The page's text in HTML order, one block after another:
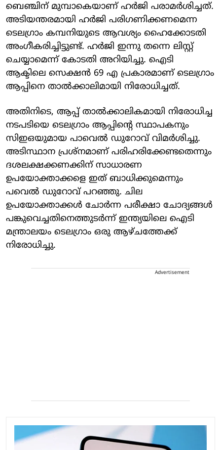
ബെഞ്ചിന് മുമ്പാകെയാണ് ഹര്‍ജി പരാമര്‍ശിച്ചത്.
അടിയന്തരമായി ഹര്‍ജി പരിഗണിക്കണമെന്ന
ടെലഗ്രാം കമ്പനിയുടെ ആവശ്യം ഹൈക്കോടതി
അംഗീകരിച്ചിട്ടുണ്ട്. ഹര്‍ജി ഇന്നു തന്നെ ലിസ്റ്റ്
ചെയ്യാമെന്ന് കോടതി അറിയിച്ചു. ഐടി
ആക്ടിലെ സെക്ഷന്‍ 69 എ പ്രകാരമാണ് ടെലഗ്രാം
ആപ്പിനെ താല്‍ക്കാലിമായി നിരോധിച്ചത്.
അതിനിടെ, ആപ്പ് താല്‍ക്കാലികമായി നിരോധിച്ച
നടപടിയെ ടെലഗ്രാം ആപ്പിന്റെ സ്ഥാപകനും
സിഇഒയുമായ പാവെല്‍ ഡുറോവ് വിമര്‍ശിച്ചു.
അടിസ്ഥാന പ്രശ്നമാണ് പരിഹരിക്കേണ്ടതെന്നും
ദശലക്ഷക്കണക്കിന് സാധാരണ
ഉപയോക്താക്കളെ ഇത് ബാധിക്കുമെന്നും
പവെല്‍ ഡുറോവ് പറഞ്ഞു. ചില
ഉപയോക്താക്കള്‍ ചോര്‍ന്ന പരീക്ഷാ ചോദ്യങ്ങള്‍
പങ്കുവെച്ചതിനെത്തുടര്‍ന്ന് ഇന്ത്യയിലെ ഐടി
മന്ത്രാലയം ടെലഗ്രാം ഒരു ആഴ്ചത്തേക്ക്
നിരോധിച്ചു.
Advertisement